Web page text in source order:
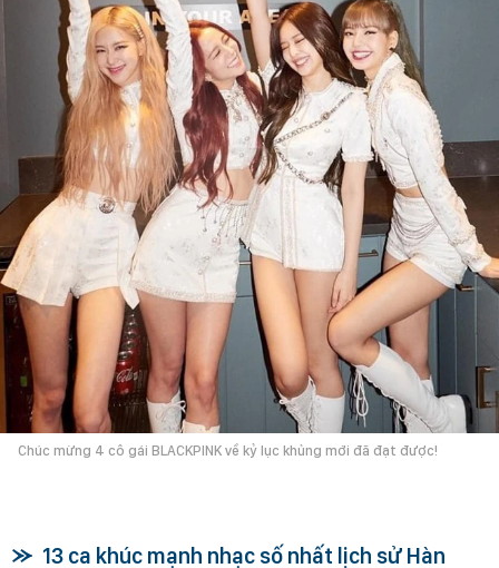
Chúc mừng 4 cô gái BLACKPINK về kỷ lục khủng mới đã đạt được!
13 ca khúc mạnh nhạc số nhất lịch sử Hàn